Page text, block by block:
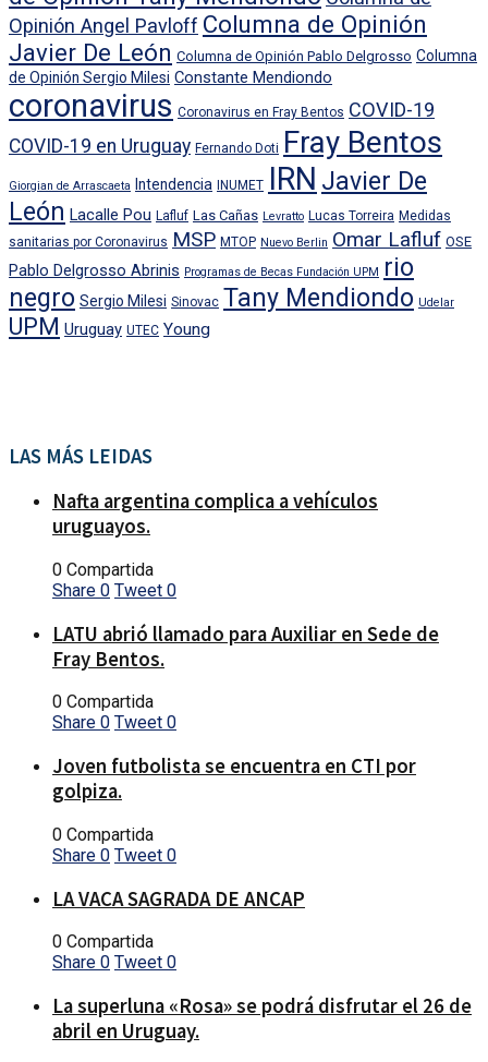
Opinión Angel Pavloff Columna de Opinión
Javier De León Columna de Opinión Pablo Delgrosso Columna
de Opinión Sergio Milesi Constante Mendiondo
coronavirus Coronavirus en Fray Bentos COVID-19
COVID-19 en Uruguay Fernando Doti Fray Bentos
Giorgian de Arrascaeta Intendencia INUMET IRN Javier De
León Lacalle Pou Lafluf Las Cañas Levratto Lucas Torreira Medidas
sanitarias por Coronavirus MSP MTOP Nuevo Berlin Omar Lafluf OSE
Pablo Delgrosso Abrinis Programas de Becas Fundación UPM rio
negro Sergio Milesi Sinovac Tany Mendiondo Udelar
UPM Uruguay UTEC Young
LAS MÁS LEIDAS
Nafta argentina complica a vehículos
uruguayos.
0 Compartida
Share 0 Tweet 0
LATU abrió llamado para Auxiliar en Sede de
Fray Bentos.
0 Compartida
Share 0 Tweet 0
Joven futbolista se encuentra en CTI por
golpiza.
0 Compartida
Share 0 Tweet 0
LA VACA SAGRADA DE ANCAP
0 Compartida
Share 0 Tweet 0
La superluna «Rosa» se podrá disfrutar el 26 de
abril en Uruguay.